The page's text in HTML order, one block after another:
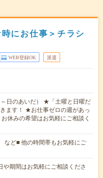
にお仕事＞チラシ
WEB登録OK 派遣
日のあいだ） ★「土曜と日曜だ
ます！ ★お仕事ゼロの週があっ
休みの希望はお気軽にご相談く
ど■ 他の時間帯もお気軽にご
期間はお気軽にご相談くださ